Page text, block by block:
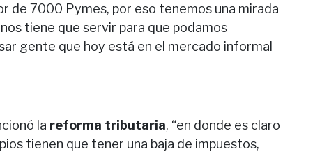
de 7000 Pymes, por eso tenemos una mirada
tiene que servir para que podamos
gente que hoy está en el mercado informal
la reforma tributaria, “en donde es claro
tienen que tener una baja de impuestos,